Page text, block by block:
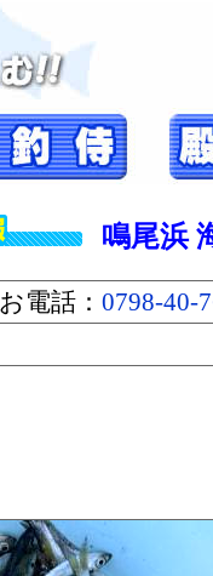
鳴尾浜
お電話： 0798-40-